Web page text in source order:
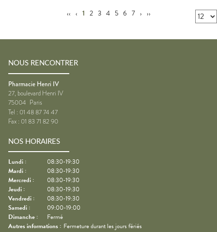
‹‹ ‹ 1 2 3 4 5 6 7 › ››
NOUS RENCONTRER
Pharmacie Henri IV
27, boulevard Henri IV
75004 Paris
Tel : 01 48 87 74 47
Fax : 01 83 71 82 90
NOS HORAIRES
Lundi :
08:30-19:30
Mardi :
08:30-19:30
Mercredi :
08:30-19:30
Jeudi :
08:30-19:30
Vendredi :
08:30-19:30
Samedi :
09:00-19:00
Dimanche :
Fermé
Autres informations : Fermeture durant les jours fériés